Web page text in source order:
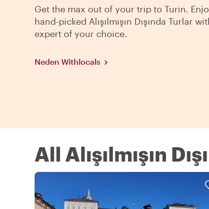
Get the max out of your trip to Turin.
hand-picked Alışılmışın Dışında Turlar
expert of your choice.
Neden Withlocals
All Alışılmışın